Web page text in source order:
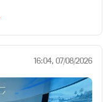
16:04, 07/08/2026